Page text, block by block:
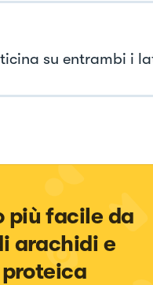
su entrambi i
più facile da
arachidi e
proteica